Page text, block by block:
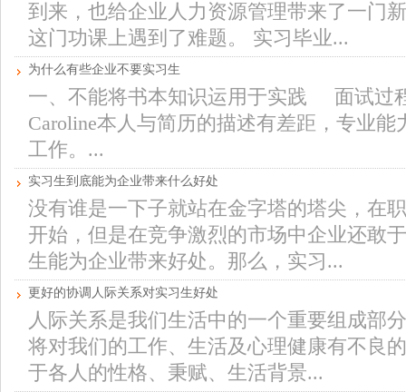
到来，也给企业人力资源管理带来了一门
这门功课上遇到了难题。 实习毕业...
为什么有些企业不要实习生
一、不能将书本知识运用于实践 面试过
Caroline本人与简历的描述有差距，专业
工作。...
实习生到底能为企业带来什么好处
没有谁是一下子就站在金字塔的塔尖，在
开始，但是在竞争激烈的市场中企业还敢
生能为企业带来好处。那么，实习...
更好的协调人际关系对实习生好处
人际关系是我们生活中的一个重要组成部
将对我们的工作、生活及心理健康有不良
于各人的性格、秉赋、生活背景...